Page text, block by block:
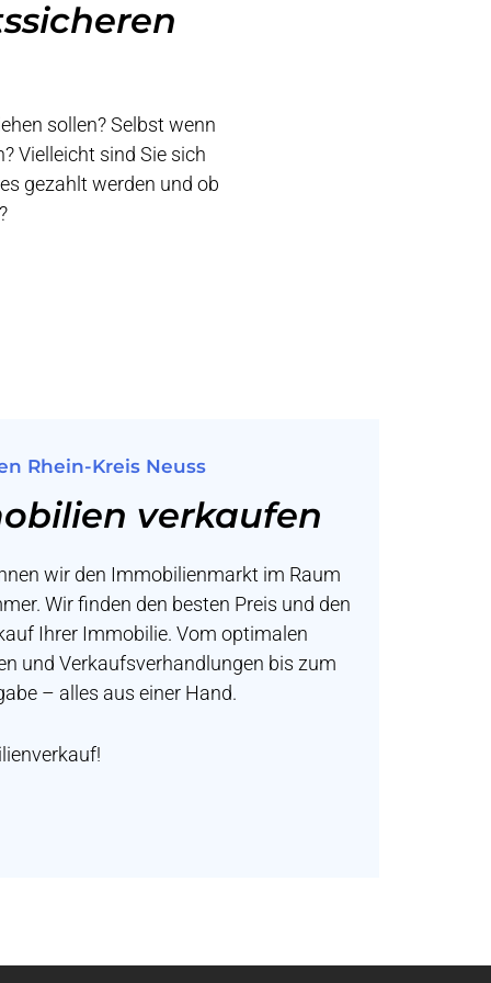
sollen? Selbst wenn
Vielleicht sind Sie sich
gezahlt werden und ob
Rhein-Kreis Neuss
verkaufen
wir den Immobilienmarkt im Raum
Wir finden den besten Preis und den
Ihrer Immobilie. Vom optimalen
und Verkaufsverhandlungen bis zum
– alles aus einer Hand.